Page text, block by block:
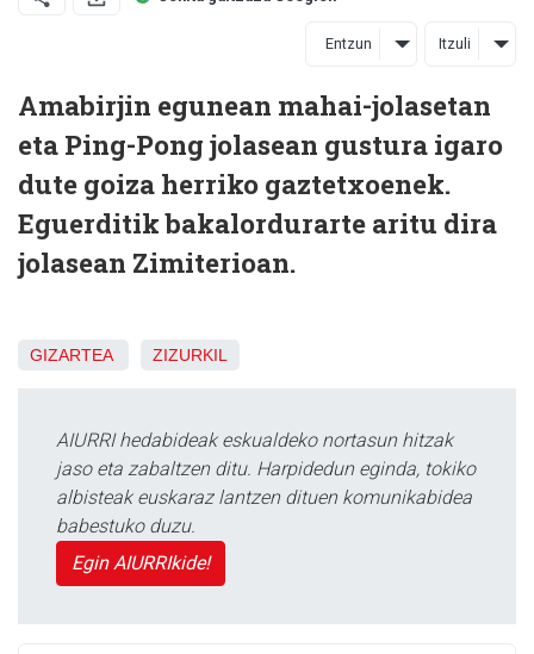
Entzun Itzuli
Amabirjin egunean mahai-jolasetan
eta Ping-Pong jolasean gustura igaro
dute goiza herriko gaztetxoenek.
Eguerditik bakalordurarte aritu dira
jolasean Zimiterioan.
GIZARTEA ZIZURKIL
AIURRI hedabideak eskualdeko nortasun hitzak
jaso eta zabaltzen ditu. Harpidedun eginda, tokiko
albisteak euskaraz lantzen dituen komunikabidea
babestuko duzu.
Egin AIURRIkide!